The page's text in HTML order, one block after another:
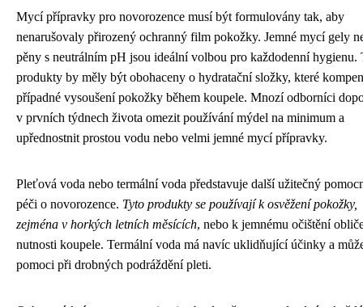
Mycí přípravky pro novorozence musí být formulovány tak, aby
nenarušovaly přirozený ochranný film pokožky. Jemné mycí gely
pěny s neutrálním pH jsou ideální volbou pro každodenní hygienu.
produkty by měly být obohaceny o hydratační složky, které
případné vysoušení pokožky během koupele. Mnozí odborníci
v prvních týdnech života omezit používání mýdel na minimum a
upřednostnit prostou vodu nebo velmi jemné mycí přípravky.
Pleťová voda nebo termální voda představuje další užitečný
péči o novorozence. Tyto produkty se používají k osvěžení pokožky,
zejména v horkých letních měsících, nebo k jemnému očištění
nutnosti koupele. Termální voda má navíc uklidňující účinky a
pomoci při drobných podráždění pleti.